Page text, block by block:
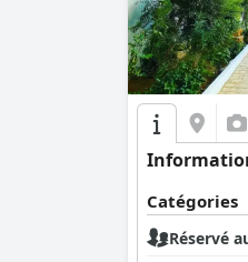
Catégories
Réservé